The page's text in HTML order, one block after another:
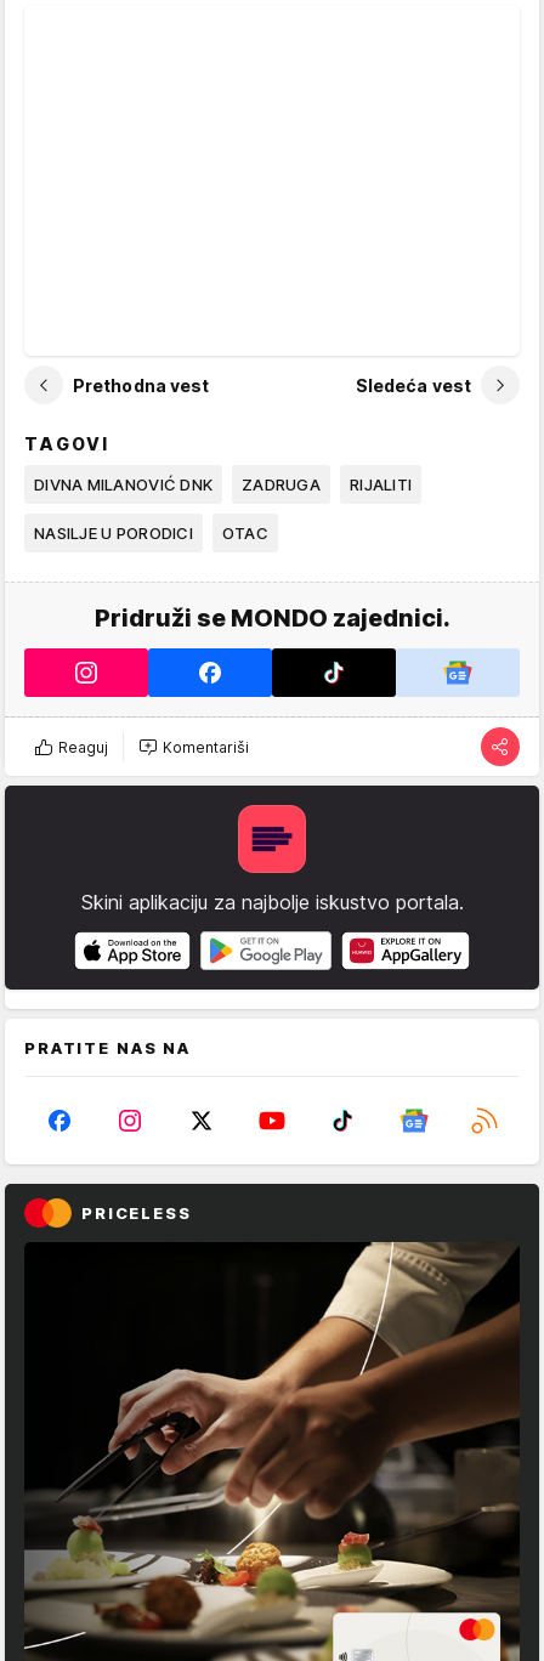
Prethodna vest Sledeća vest
TAGOVI
DIVNA MILANOVIĆ DNK ZADRUGA RIJALITI
NASILJE U PORODICI OTAC
Pridruži se MONDO zajednici.
Reaguj Komentariši
Skini aplikaciju za najbolje iskustvo portala.
PRATITE NAS NA
PRICELESS